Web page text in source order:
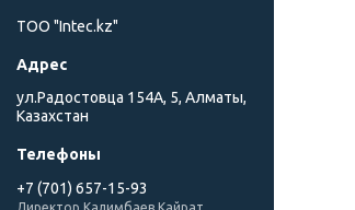
ТОО "Intec.kz"
ул.Радостовца 154А, 5, Алматы,
Казахстан
+7 (701) 657-15-93